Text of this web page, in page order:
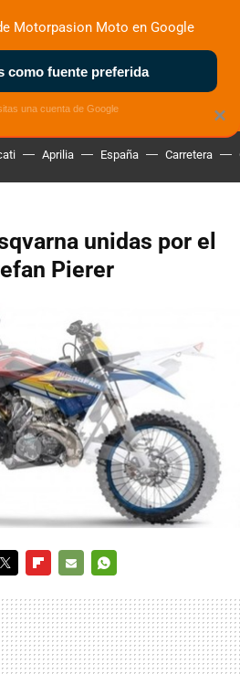
MOTOS ELÉCTRICAS
Aprilia España Carretera
unidas por el
Pierer
MAIL
×
Motorpasion Moto en Google
como fuente preferida
una cuenta de Google